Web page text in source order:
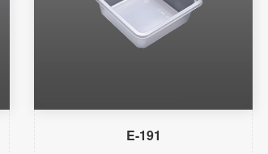
E-191